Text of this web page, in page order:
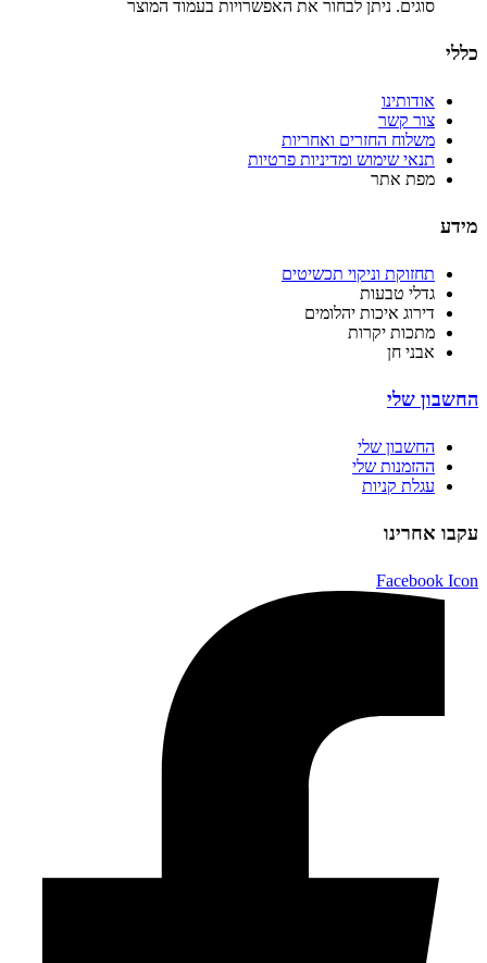
סוגים. ניתן לבחור את האפשרויות בעמוד המוצר
כללי
אודותינו
צור קשר
משלוח החזרים ואחריות
תנאי שימוש ומדיניות פרטיות
מפת אתר
מידע
תחזוקת וניקוי תכשיטים
גדלי טבעות
דירוג איכות יהלומים
מתכות יקרות
אבני חן
החשבון שלי
החשבון שלי
ההזמנות שלי
עגלת קניות
עקבו אחרינו
Facebook Icon